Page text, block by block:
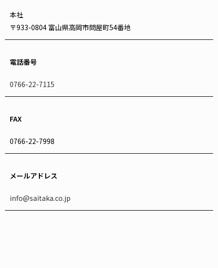
本社
〒933-0804 富山県高岡市問屋町54番地
電話番号
0766-22-7115
FAX
0766-22-7998
メールアドレス
info@saitaka.co.jp